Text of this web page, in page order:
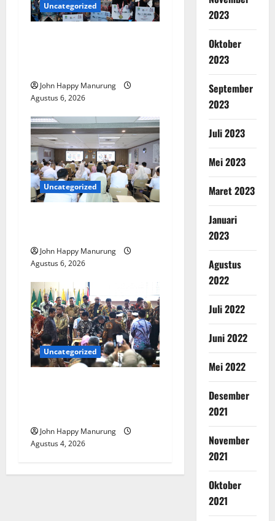
Uncategorized
John Happy Manurung
Agustus 6, 2026
Uncategorized
John Happy Manurung
Agustus 6, 2026
Uncategorized
John Happy Manurung
Agustus 4, 2026
2023
Oktober
2023
September
2023
Juli 2023
Mei 2023
Maret 2023
Januari
2023
Agustus
2022
Juli 2022
Juni 2022
Mei 2022
Desember
2021
November
2021
Oktober
2021